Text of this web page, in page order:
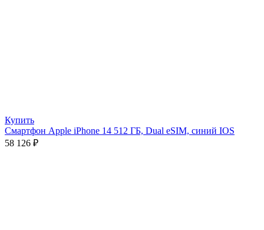
Купить
Смартфон Apple iPhone 14 512 ГБ, Dual eSIM, синий IOS
58 126 ₽